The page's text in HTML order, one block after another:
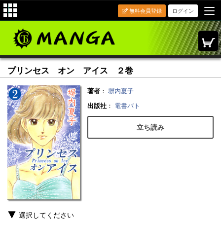
ログイン
無料会員登録
プリンセス オン アイス ２巻
著者 ： 塀内夏子
出版社 ： 電書バト
立ち読み
選択してください